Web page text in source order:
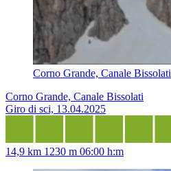
Corno Grande, Canale Bissolati
Corno Grande, Canale Bissolati
Giro di sci, 13.04.2025
14,9 km 1230 m 06:00 h:m